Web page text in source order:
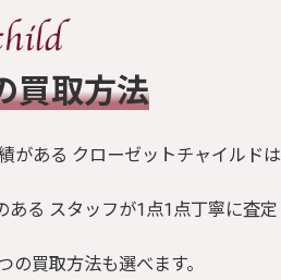
買取方法
がある クローゼットチャイルドは
ある スタッフが1点1点丁寧に査定
買取方法も選べます。